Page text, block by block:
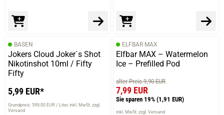
BASEN
Jokers Cloud Joker`s Shot
Nikotinshot 10ml / Fifty
Fifty
5,99 EUR*
Grundpreis: 599,00 EUR / Liter inkl. MwSt. zzgl.
Versand
ELFBAR MAX
Elfbar MAX – Watermelon
Ice – Prefilled Pod
alter Preis 9,90 EUR
7,99 EUR
Sie sparen 19% (1,91 EUR)
inkl. MwSt. zzgl. Versand